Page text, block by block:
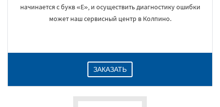
начинается с букв «E», и осуществить диагностику ошибки
может наш сервисный центр в Колпино.
ЗАКАЗАТЬ